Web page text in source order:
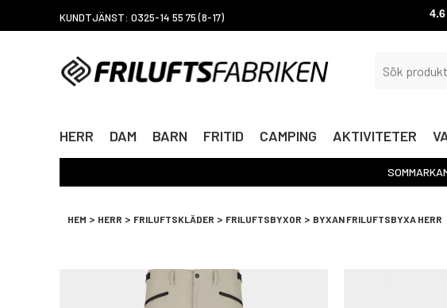
KUNDTJÄNST: 0325-14 55 75 (8-17) 4.6
HERR DAM BARN FRITID CAMPING AKTIVITETER
HEM > HERR > FRILUFTSKLÄDER > FRILUFTSBYXOR > BYXAN FRILUFTSBYXA HERR